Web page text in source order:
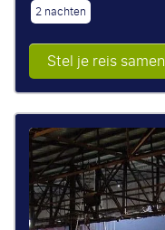
2 nachten
Stel je reis samen